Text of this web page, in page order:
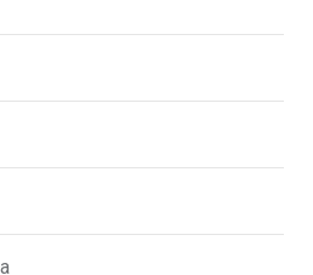
por unanimidade